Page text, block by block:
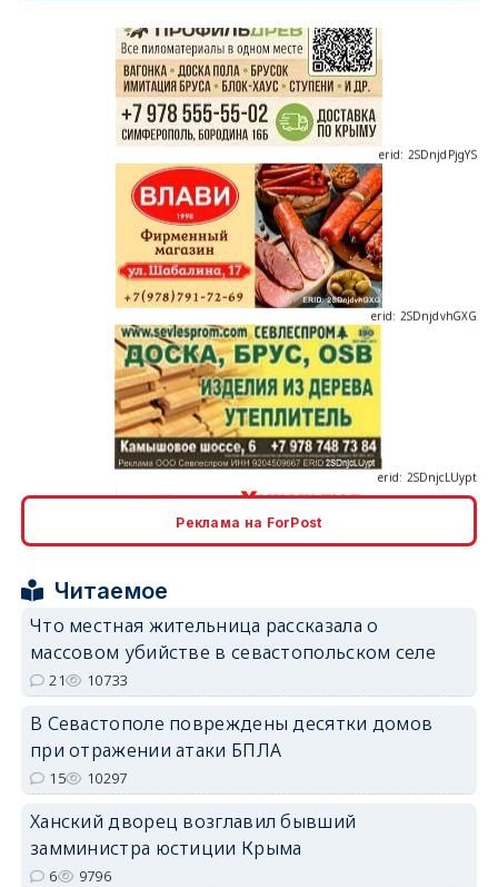
erid: 2SDnjdPjgYS
erid: 2SDnjdvhGXG
erid: 2SDnjdPjgYS
Реклама на ForPost
Читаемое
Что местная жительница рассказала о
массовом убийстве в севастопольском селе
21 10733
В Севастополе повреждены десятки домов
при отражении атаки БПЛА
15 10297
Ханский дворец возглавил бывший
замминистра юстиции Крыма
6 9796